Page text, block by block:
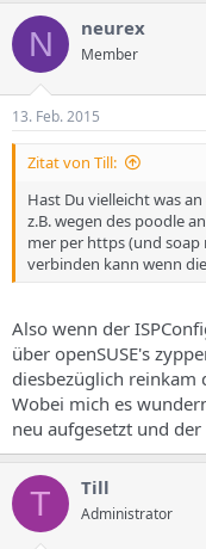
N neurex
Member
13. Feb. 2015
Zitat von Till:
Hast Du vielleicht was
z.B. wegen des poodle
mer per https (und
verbinden kann wenn
Also wenn der
über openSUSE's
diesbezüglich reinkam
Wobei mich es
neu aufgesetzt und
T Till
Administrator